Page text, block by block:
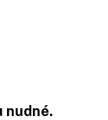
nudné.